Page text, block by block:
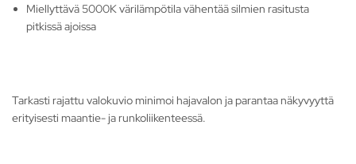
Miellyttävä 5000K värilämpötila vähentää silmien rasitusta
pitkissä ajoissa
Tarkasti rajattu valokuvio minimoi hajavalon ja parantaa näkyvyyttä
erityisesti maantie- ja runkoliikenteessä.